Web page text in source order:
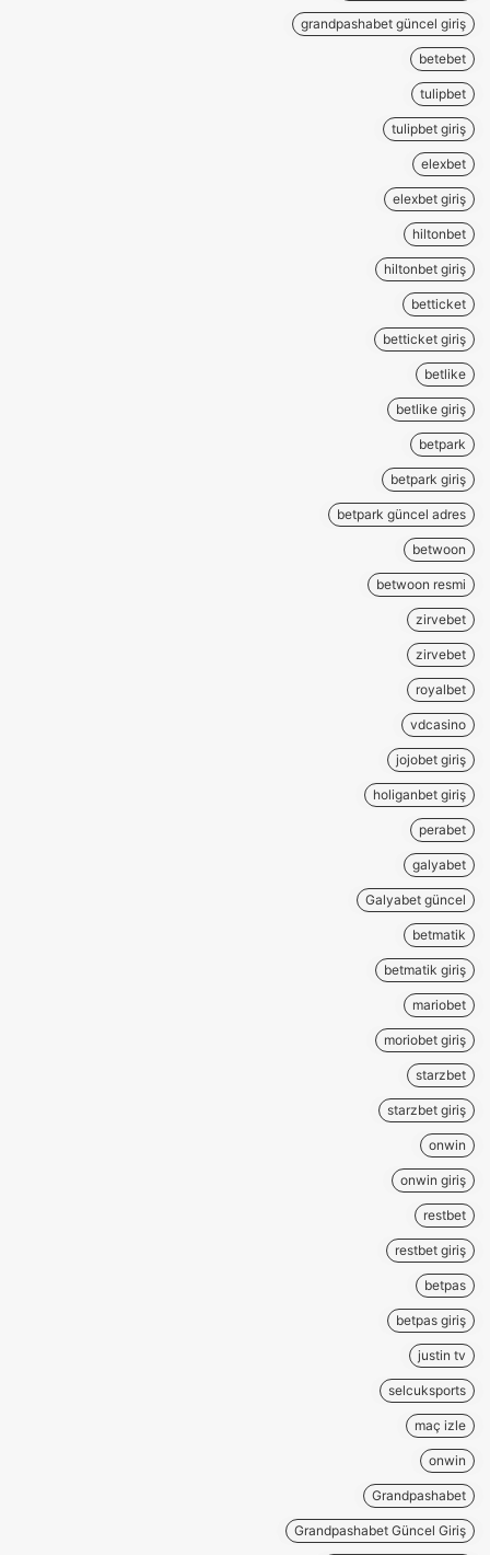
grandpashabet güncel giriş
betebet
tulipbet
tulipbet giriş
elexbet
elexbet giriş
hiltonbet
hiltonbet giriş
betticket
betticket giriş
betlike
betlike giriş
betpark
betpark giriş
betpark güncel adres
betwoon
betwoon resmi
zirvebet
zirvebet
royalbet
vdcasino
jojobet giriş
holiganbet giriş
perabet
galyabet
Galyabet güncel
betmatik
betmatik giriş
mariobet
moriobet giriş
starzbet
starzbet giriş
onwin
onwin giriş
restbet
restbet giriş
betpas
betpas giriş
justin tv
selcuksports
maç izle
onwin
Grandpashabet
Grandpashabet Güncel Giriş